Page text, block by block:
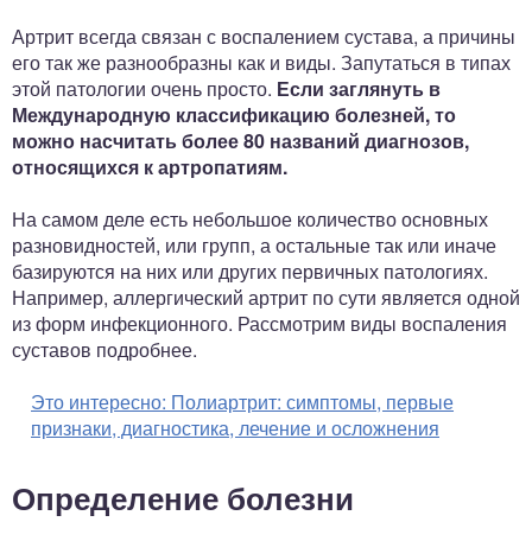
Артрит всегда связан с воспалением сустава, а причины
его так же разнообразны как и виды. Запутаться в типах
этой патологии очень просто. Если заглянуть в
Международную классификацию болезней, то
можно насчитать более 80 названий диагнозов,
относящихся к артропатиям.
На самом деле есть небольшое количество основных
разновидностей, или групп, а остальные так или иначе
базируются на них или других первичных патологиях.
Например, аллергический артрит по сути является одной
из форм инфекционного. Рассмотрим виды воспаления
суставов подробнее.
Это интересно: Полиартрит: симптомы, первые
признаки, диагностика, лечение и осложнения
Определение болезни